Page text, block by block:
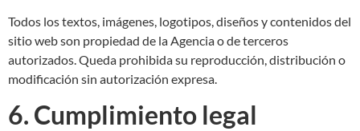
Todos los textos, imágenes, logotipos, diseños y contenidos del
sitio web son propiedad de la Agencia o de terceros
autorizados. Queda prohibida su reproducción, distribución o
modificación sin autorización expresa.
6. Cumplimiento legal